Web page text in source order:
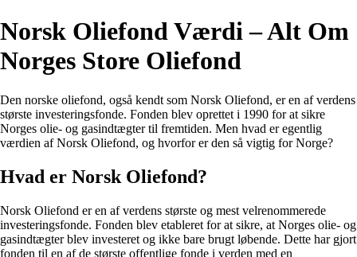
Norsk Oliefond Værdi – Alt Om
Norges Store Oliefond
Den norske oliefond, også kendt som Norsk Oliefond, er en af verdens
største investeringsfonde. Fonden blev oprettet i 1990 for at sikre
Norges olie- og gasindtægter til fremtiden. Men hvad er egentlig
værdien af Norsk Oliefond, og hvorfor er den så vigtig for Norge?
Hvad er Norsk Oliefond?
Norsk Oliefond er en af verdens største og mest velrenommerede
investeringsfonde. Fonden blev etableret for at sikre, at Norges olie- og
gasindtægter blev investeret og ikke bare brugt løbende. Dette har gjort
fonden til en af de største offentlige fonde i verden med en